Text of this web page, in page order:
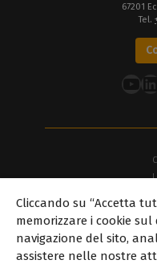
67201
Tel.
Cliccando su “Accetta
memorizzare i cookie
navigazione del sito,
assistere nelle nostre